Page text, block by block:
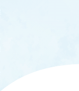
OUR OPEN
学問探求セミナー